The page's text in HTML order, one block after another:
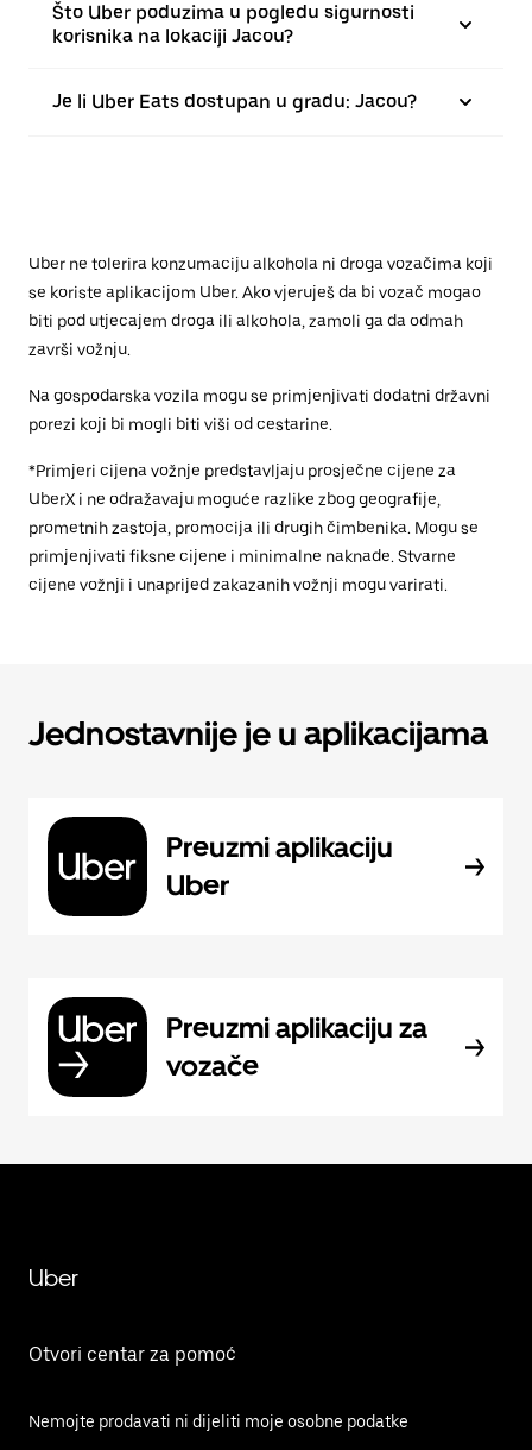
Što Uber poduzima u pogledu sigurnosti
korisnika na lokaciji Jacou?
Je li Uber Eats dostupan u gradu: Jacou?
Uber ne tolerira konzumaciju alkohola ni droga vozačima koji
se koriste aplikacijom Uber. Ako vjeruješ da bi vozač mogao
biti pod utjecajem droga ili alkohola, zamoli ga da odmah
završi vožnju.
Na gospodarska vozila mogu se primjenjivati dodatni državni
porezi koji bi mogli biti viši od cestarine.
*Primjeri cijena vožnje predstavljaju prosječne cijene za
UberX i ne odražavaju moguće razlike zbog geografije,
prometnih zastoja, promocija ili drugih čimbenika. Mogu se
primjenjivati fiksne cijene i minimalne naknade. Stvarne
cijene vožnji i unaprijed zakazanih vožnji mogu varirati.
Jednostavnije je u aplikacijama
Preuzmi aplikaciju
Uber
Preuzmi aplikaciju za
vozače
Uber
Otvori centar za pomoć
Nemojte prodavati ni dijeliti moje osobne podatke